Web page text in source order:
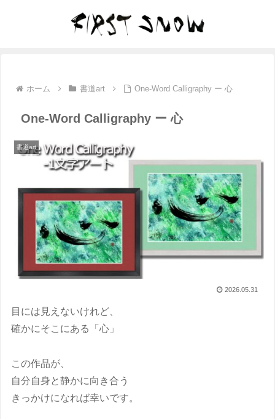
ホーム 書道art One-Word Calligraphy ー 心
One-Word Calligraphy ー 心
書道art
2026.05.31
目には見えないけれど、
確かにそこにある「心」
この作品が、
自分自身と静かに向き合う
きっかけになれば幸いです。